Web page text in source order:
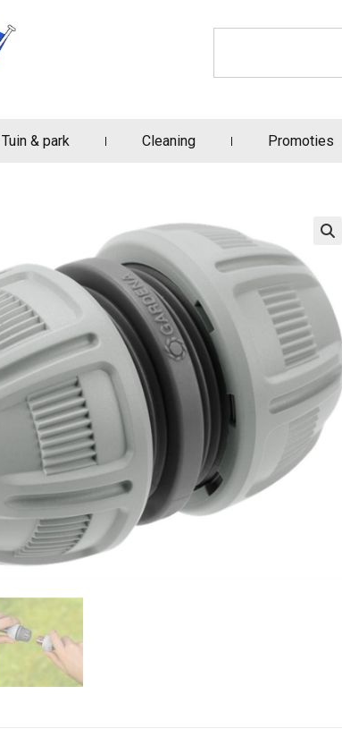
Tuin & park Cleaning Promoties